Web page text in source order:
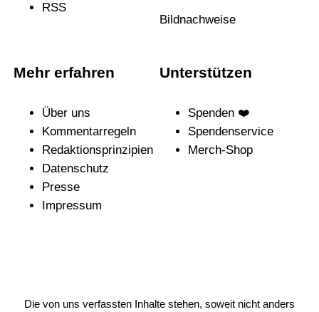
RSS
Bildnachweise
Mehr erfahren
Über uns
Kommentarregeln
Redak­ti­ons­prin­zi­pien
Daten­schutz
Presse
Impressum
Unterstützen
Spenden ❤️
Spendenservice
Merch-Shop
Die von uns verfassten Inhalte stehen, soweit nicht anders